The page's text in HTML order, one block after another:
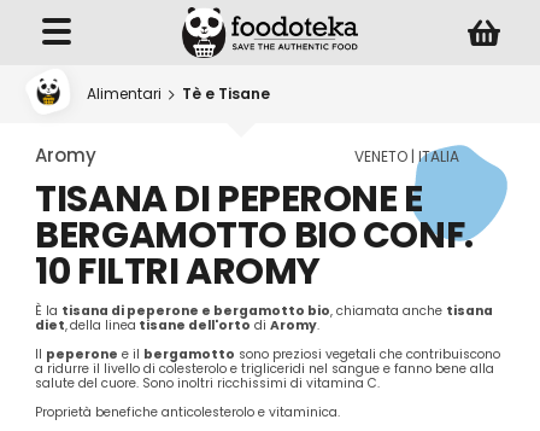
Alimentari Tè e Tisane
Aromy VENETO | ITALIA
TISANA DI PEPERONE E
BERGAMOTTO BIO CONF.
10 FILTRI AROMY
È la tisana di peperone e bergamotto bio, chiamata anche tisana
diet,della linea tisane dell'orto diAromy.
Il peperone e il bergamotto sono preziosi vegetali che contribuiscono
a ridurre il livello di colesterolo e trigliceridi nel sangue e fanno bene alla
salute del cuore. Sono inoltri ricchissimi di vitamina C.
Proprietà benefiche anticolesterolo e vitaminica.